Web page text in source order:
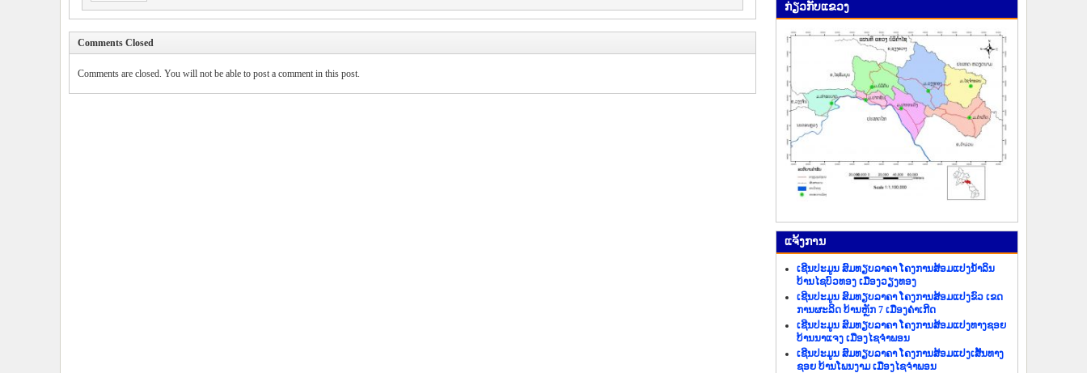
Comments Closed
Comments are closed. You will not be able to post a comment in this post.
ກ່ຽວ​ກັບ​ແຂວງ
ແຈ້ງ​ການ
ເຊີນປະມູນ ສົມທຽບລາຄາ ໂຄງການສ້ອມແປງນ້ຳລິນ
ບ້ານໄຊບົວທອງ ເມືອງວຽງທອງ
ເຊີນປະມູນ ສົມທຽບລາຄາ ໂຄງການສ້ອມແປງຂົວ ເຂດ
ການຜະລິດ ບ້ານຫຼັກ 7 ເມືອງຄຳເກີດ
ເຊີນປະມູນ ສົມທຽບລາຄາ ໂຄງການສ້ອມແປງທາງຊອຍ
ບ້ານນາແຈງ ເມືອງໄຊຈຳພອນ
ເຊີນປະມູນ ສົມທຽບລາຄາ ໂຄງການສ້ອມແປງເສັ້ນທາງ
ຊອຍ ບ້ານໂພນງາມ ເມືອງໄຊຈຳພອນ